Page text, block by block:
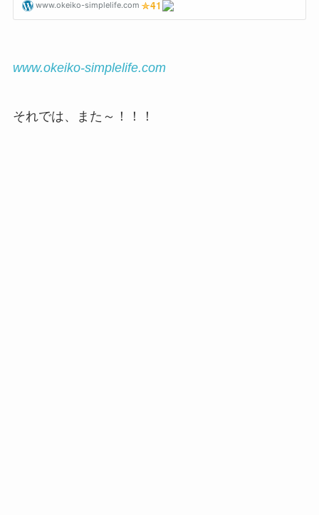
www.okeiko-simplelife.com
それでは、また～！！！